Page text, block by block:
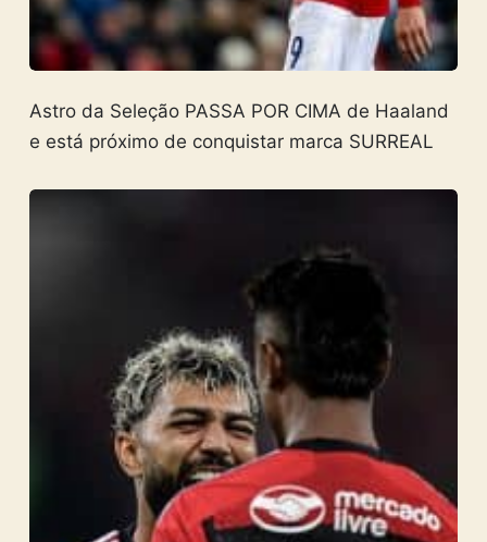
Astro da Seleção PASSA POR CIMA de Haaland
e está próximo de conquistar marca SURREAL